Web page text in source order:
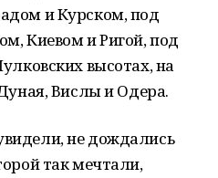
и Курском, под
Киевом и Ригой, под
высотах, на
Вислы и Одера.
не дождались
так мечтали,